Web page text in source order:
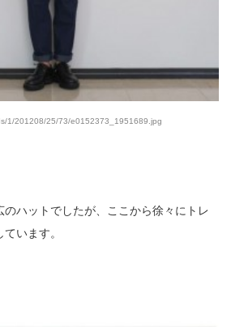
1/201208/25/73/e0152373_1951689.jpg
ハットでしたが、ここから徐々にトレ
います。